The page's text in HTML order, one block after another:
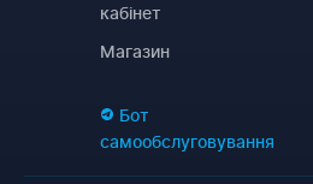
кабінет
Магазин
Бот
самообслуговування